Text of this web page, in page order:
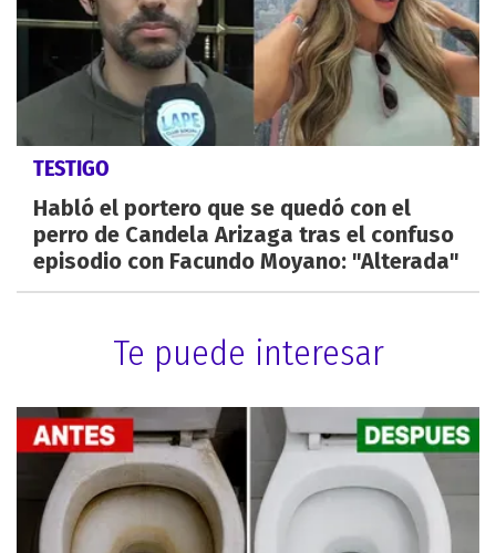
TESTIGO
Habló el portero que se quedó con el
perro de Candela Arizaga tras el confuso
episodio con Facundo Moyano: "Alterada"
Te puede interesar